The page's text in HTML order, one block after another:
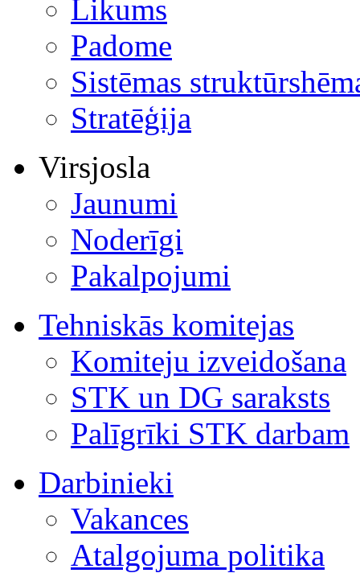
Likums
Padome
Sistēmas
Stratēģija
Virsjosla
Jaunumi
Noderīgi
Pakalpojumi
Tehniskās komitejas
Komiteju izveidošana
STK un DG saraksts
Palīgrīki STK darbam
Darbinieki
Vakances
Atalgojuma politika